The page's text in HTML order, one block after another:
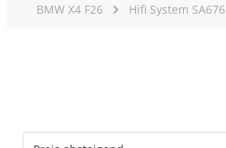
BMW X4 F26 Hifi System SA676